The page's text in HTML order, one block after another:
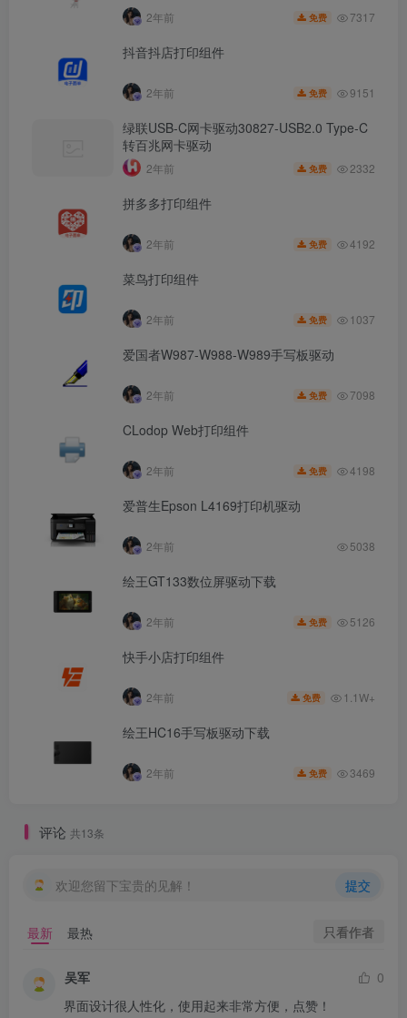
2年前 免费 7317
抖音抖店打印组件
2年前 免费 9151
绿联USB-C网卡驱动30827-USB2.0 Type-C
转百兆网卡驱动
2年前 免费 2332
拼多多打印组件
2年前 免费 4192
菜鸟打印组件
2年前 免费 1037
爱国者W987-W988-W989手写板驱动
2年前 免费 7098
CLodop Web打印组件
2年前 免费 4198
爱普生Epson L4169打印机驱动
2年前 5038
绘王GT133数位屏驱动下载
2年前 免费 5126
快手小店打印组件
2年前 免费 1.1W+
绘王HC16手写板驱动下载
2年前 免费 3469
评论 共13条
欢迎您留下宝贵的见解！ 提交
最新 最热 只看作者
吴军
0
界面设计很人性化，使用起来非常方便，点赞！